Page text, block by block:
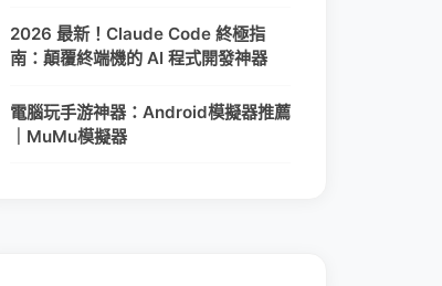
2026 最新！Claude Code 終極指
南：顛覆終端機的 AI 程式開發神器
電腦玩手游神器：Android模擬器推薦
｜MuMu模擬器